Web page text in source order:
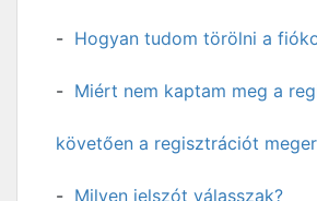
Hogyan tudom törölni a
Miért nem kaptam meg a
követően a regisztrációt
Milyen jelszót válasszak?